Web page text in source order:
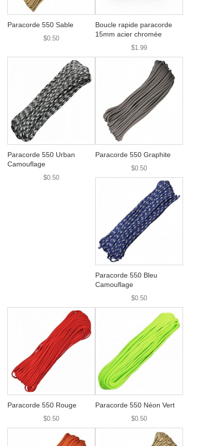
Paracorde 550 Sable
$0.50
Boucle rapide paracorde
15mm acier chromée
$1.99
Paracorde 550 Urban
Camouflage
$0.50
Paracorde 550 Graphite
$0.50
Paracorde 550 Bleu
Camouflage
$0.50
Paracorde 550 Rouge
$0.50
Paracorde 550 Néon Vert
$0.50